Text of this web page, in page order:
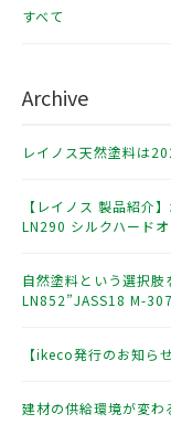
すべて
Archive
レイノス天然塗料は
【レイノス 製品紹介
LN290 シルクハード
自然塗料という選択
LN852”JASS18 M-
【ikeco発行のお知
建材の供給環境が変わ